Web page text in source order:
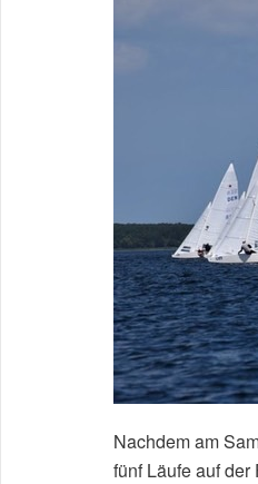
Nachdem am
fünf Läufe auf